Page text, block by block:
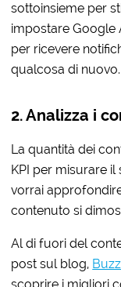
sottoinsieme per
impostare Google
per ricevere
qualcosa di nuovo.
2. Analizza i
La quantità dei
KPI per misurare
vorrai
contenuto si
Al di fuori del
post sul blog,